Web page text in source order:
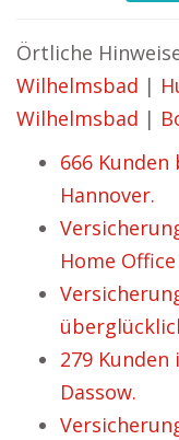
Örtliche
Wilhelmsbad |
Wilhelmsbad |
666
Hannover.
Home
279
Dassow.